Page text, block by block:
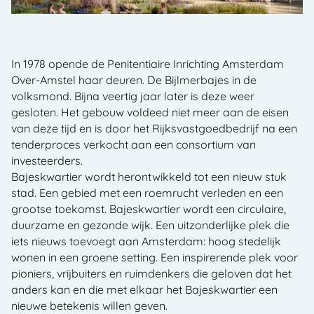
In 1978 opende de Penitentiaire Inrichting Amsterdam
Over-Amstel haar deuren. De Bijlmerbajes in de
volksmond. Bijna veertig jaar later is deze weer
gesloten. Het gebouw voldeed niet meer aan de eisen
van deze tijd en is door het Rijksvastgoedbedrijf na een
tenderproces verkocht aan een consortium van
investeerders.
Bajeskwartier wordt herontwikkeld tot een nieuw stuk
stad. Een gebied met een roemrucht verleden en een
grootse toekomst. Bajeskwartier wordt een circulaire,
duurzame en gezonde wijk. Een uitzonderlijke plek die
iets nieuws toevoegt aan Amsterdam: hoog stedelijk
wonen in een groene setting. Een inspirerende plek voor
pioniers, vrijbuiters en ruimdenkers die geloven dat het
anders kan en die met elkaar het Bajeskwartier een
nieuwe betekenis willen geven.